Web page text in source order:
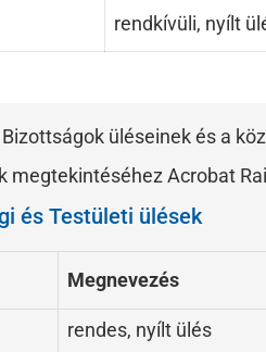
rendkívüli, nyílt
üléseinek és a
megtekintéséhez Acrobat
és Testületi ülések
Megnevezés
rendes, nyílt ülés